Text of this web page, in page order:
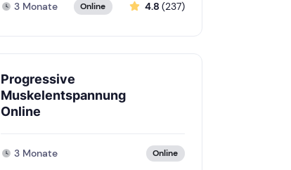
3 Monate Online 4.8 (237)
Progressive
Muskelentspannung
Online
3 Monate Online